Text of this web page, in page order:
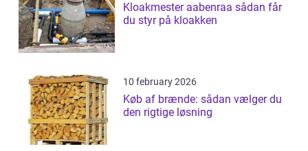
Kloakmester aabenraa sådan får
du styr på kloakken
10 february 2026
Køb af brænde: sådan vælger du
den rigtige løsning